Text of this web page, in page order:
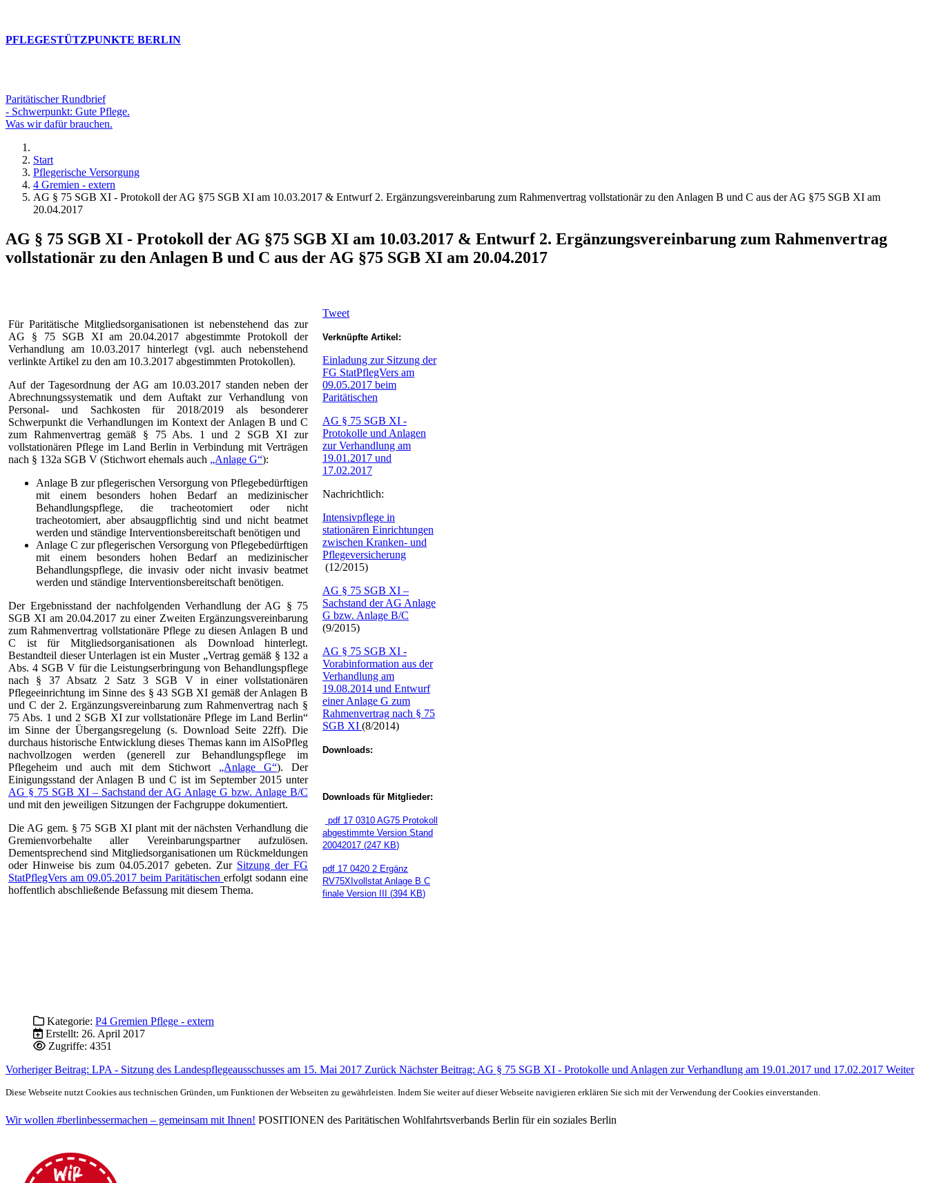
PFLEGESTÜTZPUNKTE BERLIN
Paritätischer Rundbrief
- Schwerpunkt: Gute Pflege.
Was wir dafür brauchen.
Start
Pflegerische Versorgung
4 Gremien - extern
AG § 75 SGB XI - Protokoll der AG §75 SGB XI am 10.03.2017 & Entwurf 2. Ergänzungsvereinbarung zum Rahmenvertrag vollstationär zu den Anlagen B und C aus der AG §75 SGB XI am
20.04.2017
AG § 75 SGB XI - Protokoll der AG §75 SGB XI am 10.03.2017 & Entwurf 2. Ergänzungsvereinbarung zum Rahmenvertrag
vollstationär zu den Anlagen B und C aus der AG §75 SGB XI am 20.04.2017
Für Paritätische Mitgliedsorganisationen ist nebenstehend das zur
AG § 75 SGB XI am 20.04.2017 abgestimmte Protokoll der
Verhandlung am 10.03.2017 hinterlegt (vgl. auch nebenstehend
verlinkte Artikel zu den am 10.3.2017 abgestimmten Protokollen).
Auf der Tagesordnung der AG am 10.03.2017 standen neben der
Abrechnungssystematik und dem Auftakt zur Verhandlung von
Personal- und Sachkosten für 2018/2019 als besonderer
Schwerpunkt die Verhandlungen im Kontext der Anlagen B und C
zum Rahmenvertrag gemäß § 75 Abs. 1 und 2 SGB XI zur
vollstationären Pflege im Land Berlin in Verbindung mit Verträgen
nach § 132a SGB V (Stichwort ehemals auch „Anlage G“):
Anlage B zur pflegerischen Versorgung von Pflegebedürftigen
mit einem besonders hohen Bedarf an medizinischer
Behandlungspflege, die tracheotomiert oder nicht
tracheotomiert, aber absaugpflichtig sind und nicht beatmet
werden und ständige Interventionsbereitschaft benötigen und
Anlage C zur pflegerischen Versorgung von Pflegebedürftigen
mit einem besonders hohen Bedarf an medizinischer
Behandlungspflege, die invasiv oder nicht invasiv beatmet
werden und ständige Interventionsbereitschaft benötigen.
Der Ergebnisstand der nachfolgenden Verhandlung der AG § 75
SGB XI am 20.04.2017 zu einer Zweiten Ergänzungsvereinbarung
zum Rahmenvertrag vollstationäre Pflege zu diesen Anlagen B und
C ist für Mitgliedsorganisationen als Download hinterlegt.
Bestandteil dieser Unterlagen ist ein Muster „Vertrag gemäß § 132 a
Abs. 4 SGB V für die Leistungserbringung von Behandlungspflege
nach § 37 Absatz 2 Satz 3 SGB V in einer vollstationären
Pflegeeinrichtung im Sinne des § 43 SGB XI gemäß der Anlagen B
und C der 2. Ergänzungsvereinbarung zum Rahmenvertrag nach §
75 Abs. 1 und 2 SGB XI zur vollstationäre Pflege im Land Berlin“
im Sinne der Übergangsregelung (s. Download Seite 22ff). Die
durchaus historische Entwicklung dieses Themas kann im AlSoPfleg
nachvollzogen werden (generell zur Behandlungspflege im
Pflegeheim und auch mit dem Stichwort „Anlage G“). Der
Einigungsstand der Anlagen B und C ist im September 2015 unter
AG § 75 SGB XI – Sachstand der AG Anlage G bzw. Anlage B/C
und mit den jeweiligen Sitzungen der Fachgruppe dokumentiert.
Die AG gem. § 75 SGB XI plant mit der nächsten Verhandlung die
Gremienvorbehalte aller Vereinbarungspartner aufzulösen.
Dementsprechend sind Mitgliedsorganisationen um Rückmeldungen
oder Hinweise bis zum 04.05.2017 gebeten. Zur Sitzung der FG
StatPflegVers am 09.05.2017 beim Paritätischen erfolgt sodann eine
hoffentlich abschließende Befassung mit diesem Thema.
Tweet
Verknüpfte Artikel:
Einladung zur Sitzung der
FG StatPflegVers am
09.05.2017 beim
Paritätischen
AG § 75 SGB XI -
Protokolle und Anlagen
zur Verhandlung am
19.01.2017 und
17.02.2017
Nachrichtlich:
Intensivpflege in
stationären Einrichtungen
zwischen Kranken- und
Pflegeversicherung
(12/2015)
AG § 75 SGB XI –
Sachstand der AG Anlage
G bzw. Anlage B/C
(9/2015)
AG § 75 SGB XI -
Vorabinformation aus der
Verhandlung am
19.08.2014 und Entwurf
einer Anlage G zum
Rahmenvertrag nach § 75
SGB XI (8/2014)
Downloads:
Downloads für Mitglieder:
pdf 17 0310 AG75 Protokoll
abgestimmte Version Stand
20042017 (247 KB)
pdf 17 0420 2 Ergänz
RV75XIvollstat Anlage B C
finale Version III (394 KB)
Kategorie: P4 Gremien Pflege - extern
Erstellt: 26. April 2017
Zugriffe: 4351
Vorheriger Beitrag: LPA - Sitzung des Landespflegeausschusses am 15. Mai 2017 Zurück Nächster Beitrag: AG § 75 SGB XI - Protokolle und Anlagen zur Verhandlung am 19.01.2017 und 17.02.2017 Weiter
Diese Webseite nutzt Cookies aus technischen Gründen, um Funktionen der Webseiten zu gewährleisten. Indem Sie weiter auf dieser Webseite navigieren erklären Sie sich mit der Verwendung der Cookies einverstanden.
Wir wollen #berlinbessermachen – gemeinsam mit Ihnen! POSITIONEN des Paritätischen Wohlfahrtsverbands Berlin für ein soziales Berlin